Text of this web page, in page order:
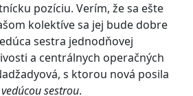
pozíciu. Verím, že sa ešte
kolektíve sa jej bude dobre
sestra jednodňovej
a centrálnych operačných
s ktorou nová posila
sestrou.